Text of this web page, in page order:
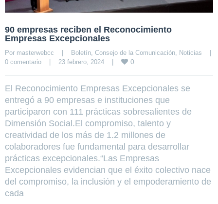
90 empresas reciben el Reconocimiento
Empresas Excepcionales
Por masterwebcc | Boletín Consejo de la Comunicación Noticias
|
0 comentario
| 23 febrero, 2024 | 0
El Reconocimiento Empresas Excepcionales se
entregó a 90 empresas e instituciones que
participaron con 111 prácticas sobresalientes de
Dimensión Social.El compromiso, talento y
creatividad de los más de 1.2 millones de
colaboradores fue fundamental para desarrollar
prácticas excepcionales.“Las Empresas
Excepcionales evidencian que el éxito colectivo nace
del compromiso, la inclusión y el empoderamiento de
cada